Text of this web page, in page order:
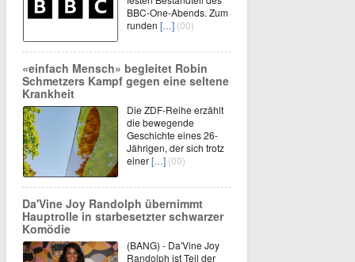
BBC-One-Abends. Zum
runden […] (00)
«einfach Mensch» begleitet Robin
Schmetzers Kampf gegen eine seltene
Krankheit
Die ZDF-Reihe erzählt
die bewegende
Geschichte eines 26-
Jährigen, der sich trotz
einer[…] (00)
Da'Vine Joy Randolph übernimmt
Hauptrolle in starbesetzter schwarzer
Komödie
(BANG) - Da'Vine Joy
Randolph ist Teil der